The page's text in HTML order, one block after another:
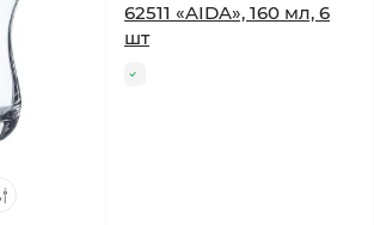
62511 «AIDA», 160 мл, 6
шт